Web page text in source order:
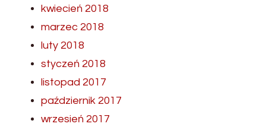
kwiecień 2018
marzec 2018
luty 2018
styczeń 2018
listopad 2017
październik 2017
wrzesień 2017